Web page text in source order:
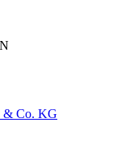
& Co. KG